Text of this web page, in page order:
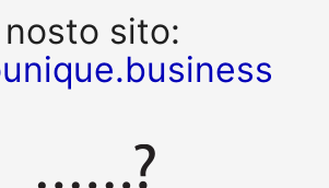
sito: